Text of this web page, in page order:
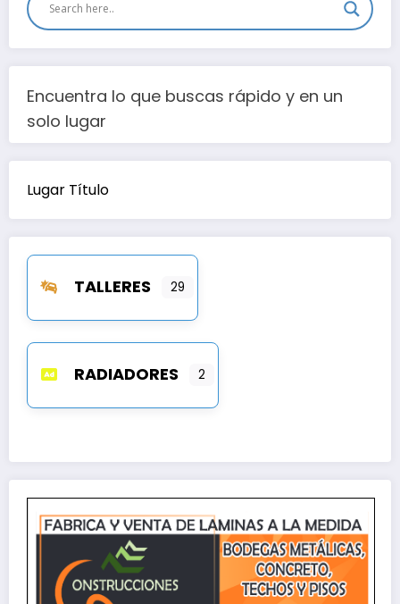
Encuentra lo que buscas rápido y en un
solo lugar
Lugar Título
TALLERES 29
RADIADORES 2